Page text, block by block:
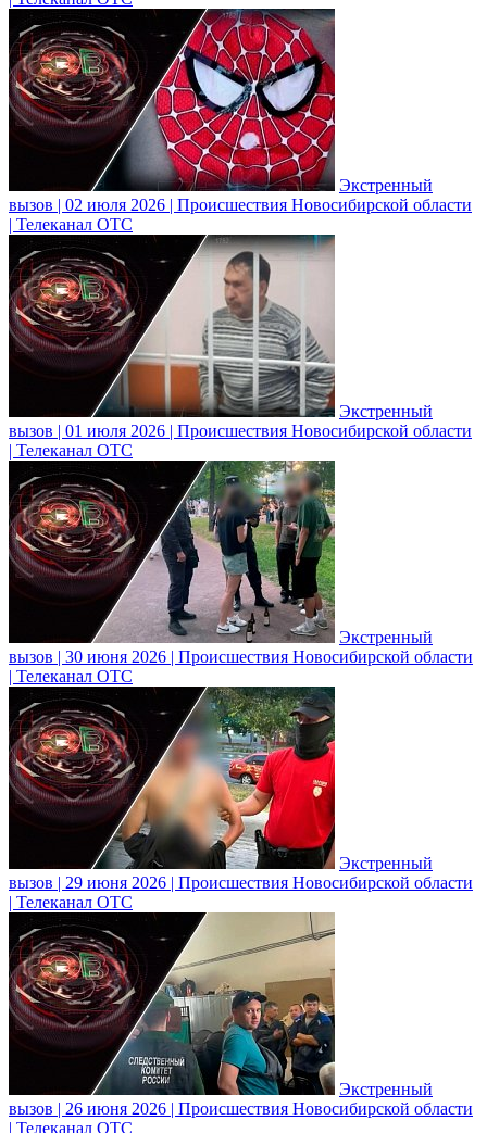
Экстренный
вызов | 02 июля 2026 | Происшествия Новосибирской области
| Телеканал ОТС
Экстренный
вызов | 01 июля 2026 | Происшествия Новосибирской области
| Телеканал ОТС
Экстренный
вызов | 30 июня 2026 | Происшествия Новосибирской области
| Телеканал ОТС
Экстренный
вызов | 29 июня 2026 | Происшествия Новосибирской области
| Телеканал ОТС
Экстренный
вызов | 26 июня 2026 | Происшествия Новосибирской области
| Телеканал ОТС